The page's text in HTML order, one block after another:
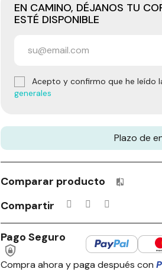
EN CAMINO, DÉJANOS TU
ESTÉ DISPONIBLE
Acepto y confirmo que he leído
generales
Plazo de
Comparar producto
Compartir
Pago Seguro
Compra ahora y paga después con